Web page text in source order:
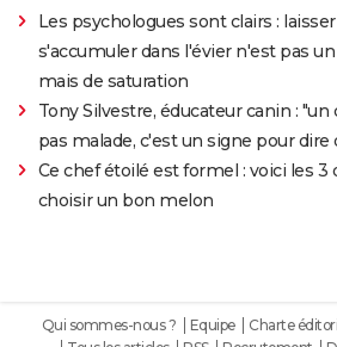
Les psychologues sont clairs :
s'accumuler dans l'évier n'est pas
mais de saturation
Tony Silvestre, éducateur canin :
pas malade, c'est un signe pour dire
Ce chef étoilé est formel : voici les 3
choisir un bon melon
Qui sommes-nous ? Equipe Charte